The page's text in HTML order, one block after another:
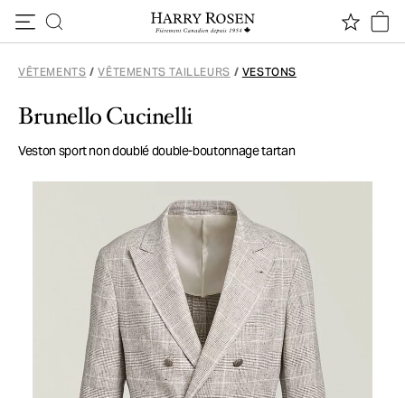
VÊTEMENTS / VÊTEMENTS TAILLEURS / VESTONS
Brunello Cucinelli
Veston sport non doublé double-boutonnage tartan